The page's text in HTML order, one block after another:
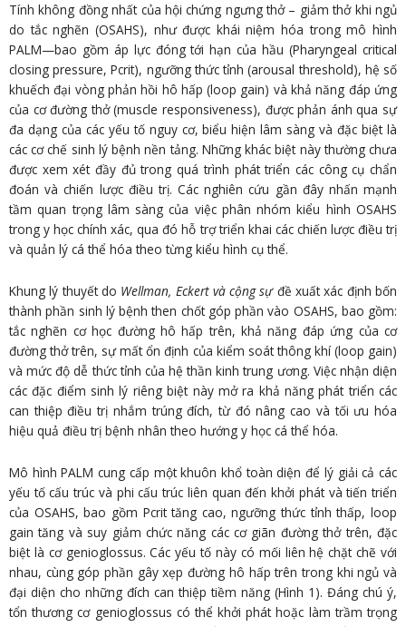
Tính không đồng nhất của hội chứng ngưng thở – giảm thở khi ngủ
do tắc nghẽn (OSAHS), như được khái niệm hóa trong mô hình
PALM—bao gồm áp lực đóng tới hạn của hầu (Pharyngeal critical
closing pressure, Pcrit), ngưỡng thức tỉnh (arousal threshold), hệ số
khuếch đại vòng phản hồi hô hấp (loop gain) và khả năng đáp ứng
của cơ đường thở (muscle responsiveness), được phản ánh qua sự
đa dạng của các yếu tố nguy cơ, biểu hiện lâm sàng và đặc biệt là
các cơ chế sinh lý bệnh nền tảng. Những khác biệt này thường chưa
được xem xét đầy đủ trong quá trình phát triển các công cụ chẩn
đoán và chiến lược điều trị. Các nghiên cứu gần đây nhấn mạnh
tầm quan trọng lâm sàng của việc phân nhóm kiểu hình OSAHS
trong y học chính xác, qua đó hỗ trợ triển khai các chiến lược điều trị
và quản lý cá thể hóa theo từng kiểu hình cụ thể.
Khung lý thuyết do Wellman, Eckert và cộng sựđề xuất xác định bốn
thành phần sinh lý bệnh then chốt góp phần vào OSAHS, bao gồm:
tắc nghẽn cơ học đường hô hấp trên, khả năng đáp ứng của cơ
đường thở trên, sự mất ổn định của kiểm soát thông khí (loop gain)
và mức độ dễ thức tỉnh của hệ thần kinh trung ương. Việc nhận diện
các đặc điểm sinh lý riêng biệt này mở ra khả năng phát triển các
can thiệp điều trị nhắm trúng đích, từ đó nâng cao và tối ưu hóa
hiệu quả điều trị bệnh nhân theo hướng y học cá thể hóa.
Mô hình PALM cung cấp một khuôn khổ toàn diện để lý giải cả các
yếu tố cấu trúc và phi cấu trúc liên quan đến khởi phát và tiến triển
của OSAHS, bao gồm Pcrit tăng cao, ngưỡng thức tỉnh thấp, loop
gain tăng và suy giảm chức năng các cơ giãn đường thở trên, đặc
biệt là cơ genioglossus. Các yếu tố này có mối liên hệ chặt chẽ với
nhau, cùng góp phần gây xẹp đường hô hấp trên trong khi ngủ và
đại diện cho những đích can thiệp tiềm năng (Hình 1). Đáng chú ý,
tổn thương cơ genioglossus có thể khởi phát hoặc làm trầm trọng